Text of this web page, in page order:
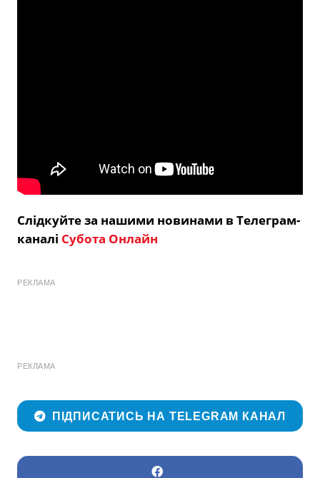
Слідкуйте за нашими новинами в Телеграм-
каналі Субота Онлайн
РЕКЛАМА
РЕКЛАМА
ПІДПИСАТИСЬ НА TELEGRAM КАНАЛ